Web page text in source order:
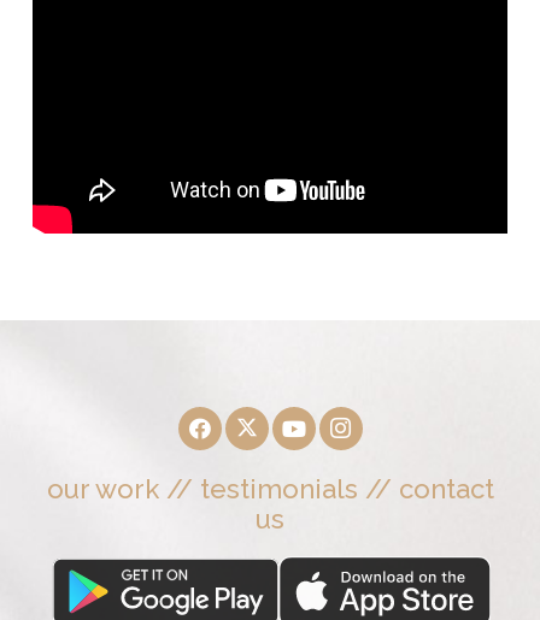
our work// testimonials // contact
us